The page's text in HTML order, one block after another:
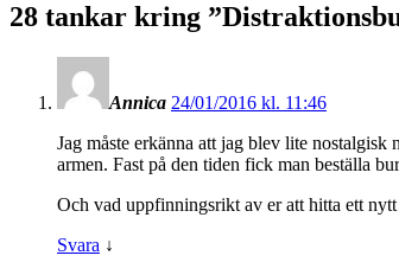
28 tankar kring ”
Annica 24/01/2016 kl. 11:46
Jag måste erkänna att jag blev lite
armen. Fast på den tiden fick man beställa
Och vad uppfinningsrikt av er att hitta ett
Svara ↓